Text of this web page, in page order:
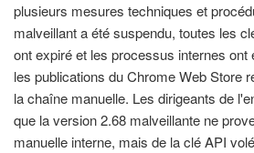
plusieurs mesures techniques et
malveillant a été suspendu, toutes les
ont expiré et les processus internes
les publications du Chrome Web Store
la chaîne manuelle. Les dirigeants de
que la version 2.68 malveillante ne
manuelle interne, mais de la clé API